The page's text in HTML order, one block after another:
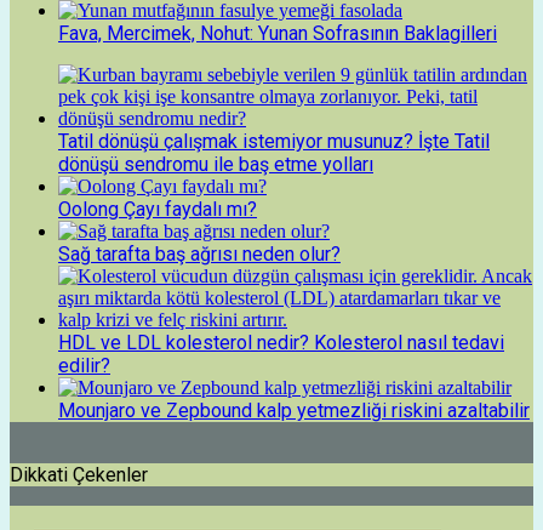
Fava, Mercimek, Nohut: Yunan Sofrasının Baklagilleri
Tatil dönüşü çalışmak istemiyor musunuz? İşte Tatil
dönüşü sendromu ile baş etme yolları
Oolong Çayı faydalı mı?
Sağ tarafta baş ağrısı neden olur?
HDL ve LDL kolesterol nedir? Kolesterol nasıl tedavi
edilir?
Mounjaro ve Zepbound kalp yetmezliği riskini azaltabilir
Dikkati Çekenler